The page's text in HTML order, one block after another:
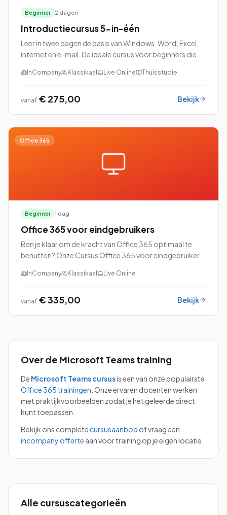
Beginner 2 dagen
Introductiecursus 5-in-één
Leer in twee dagen de basis van Windows, Word, Excel,
internet en e-mail. De ideale cursus voor beginners die
InCompany Klassikaal Live Online Thuisstudie
vanaf € 275,00 Bekijk
Office 365
Beginner 1 dag
Office 365 voor eindgebruikers
Ben je klaar om de kracht van Office 365 optimaal te
benutten? Onze Cursus Office 365 voor eindgebruikers
alle ins en outs van dit veelzijdige pl...
InCompany Klassikaal Live Online
vanaf € 335,00 Bekijk
Over de Microsoft Teamstraining
De Microsoft Teamscursusis een van onze populairste
Office 365 trainingen Onze ervaren docenten werken
met praktijkvoorbeelden zodat je het geleerde direct
kunt toepassen.
Bekijk ons completecursusaanbod of vraag een
incompany offerte aan voor training op je eigen locatie.
Alle cursuscategorieën